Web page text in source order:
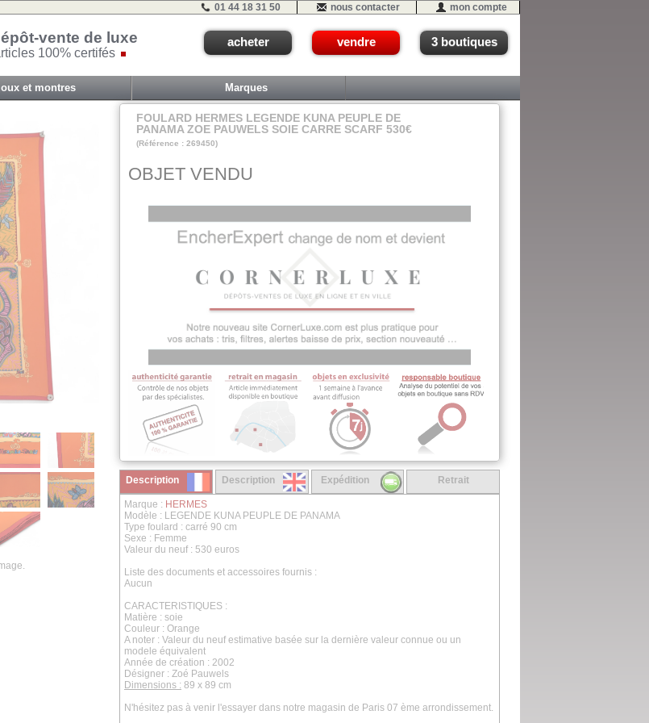
01 44 18 31 50 nous contacter mon compte
vente de luxe
100% certifés
acheter vendre 3 boutiques
et montres Marques
FOULARD HERMES LEGENDE KUNA PEUPLE DE
PANAMA ZOE PAUWELS SOIE CARRE SCARF 530€
(Référence : 269450)
OBJET VENDU
Description Description Expédition Retrait
Marque : HERMES
Modèle : LEGENDE KUNA PEUPLE DE PANAMA
Type foulard : carré 90 cm
Sexe : Femme
Valeur du neuf : 530 euros
Liste des documents et accessoires fournis :
Aucun
CARACTERISTIQUES :
Matière : soie
Couleur : Orange
A noter : Valeur du neuf estimative basée sur la dernière valeur connue ou un
modele équivalent
Année de création : 2002
Désigner : Zoé Pauwels
Dimensions : 89 x 89 cm
N'hésitez pas à venir l'essayer dans notre magasin de Paris 07 ème arrondissement.